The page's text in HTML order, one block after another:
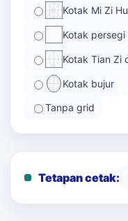
Kotak Mi Zi
Kotak persegi
Kotak Tian Zi
Kotak bujur
Tanpa grid
Tetapan cetak: